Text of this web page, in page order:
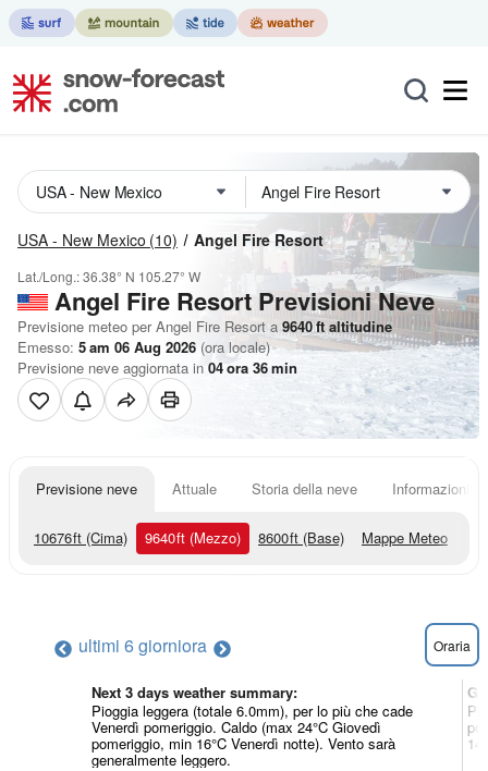
USA - New Mexico (10) Angel Fire Resort
Lat./Long.:36.38° N 105.27° W
Angel Fire Resort Previsioni Neve
Previsione meteo per Angel Fire Resort a 9640ft altitudine
Emesso: 5 am 06 Aug 2026 (ora locale)
Previsione neve aggiornata in 04ora 36min
Previsione neve Attuale Storia della neve Informazioni
10676ft (Cima) 9640ft (Mezzo) 8600ft (Base) Mappe Meteo
ultimi 6 giorniora Oraria
Next 3 days weather summary:
Pioggia leggera (totale 6.0mm), per lo più che cade
Venerdì pomeriggio. Caldo (max 24°C Giovedì
pomeriggio, min 16°C Venerdì notte). Vento sarà
generalmente leggero.